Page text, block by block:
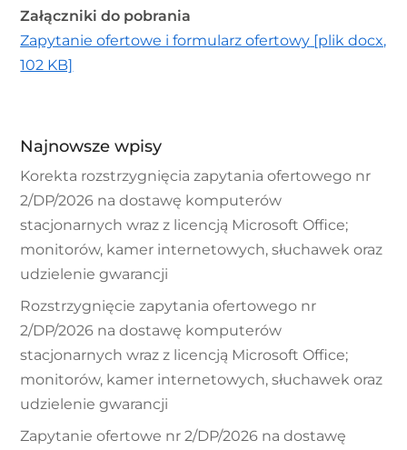
Załączniki do pobrania
Zapytanie ofertowe i formularz ofertowy [plik docx,
102 KB]
Najnowsze wpisy
Korekta rozstrzygnięcia zapytania ofertowego nr
2/DP/2026 na dostawę komputerów
stacjonarnych wraz z licencją Microsoft Office;
monitorów, kamer internetowych, słuchawek oraz
udzielenie gwarancji
Rozstrzygnięcie zapytania ofertowego nr
2/DP/2026 na dostawę komputerów
stacjonarnych wraz z licencją Microsoft Office;
monitorów, kamer internetowych, słuchawek oraz
udzielenie gwarancji
Zapytanie ofertowe nr 2/DP/2026 na dostawę